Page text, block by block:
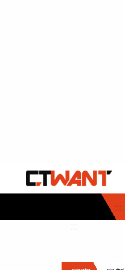
:::
社會首頁
時事
調查